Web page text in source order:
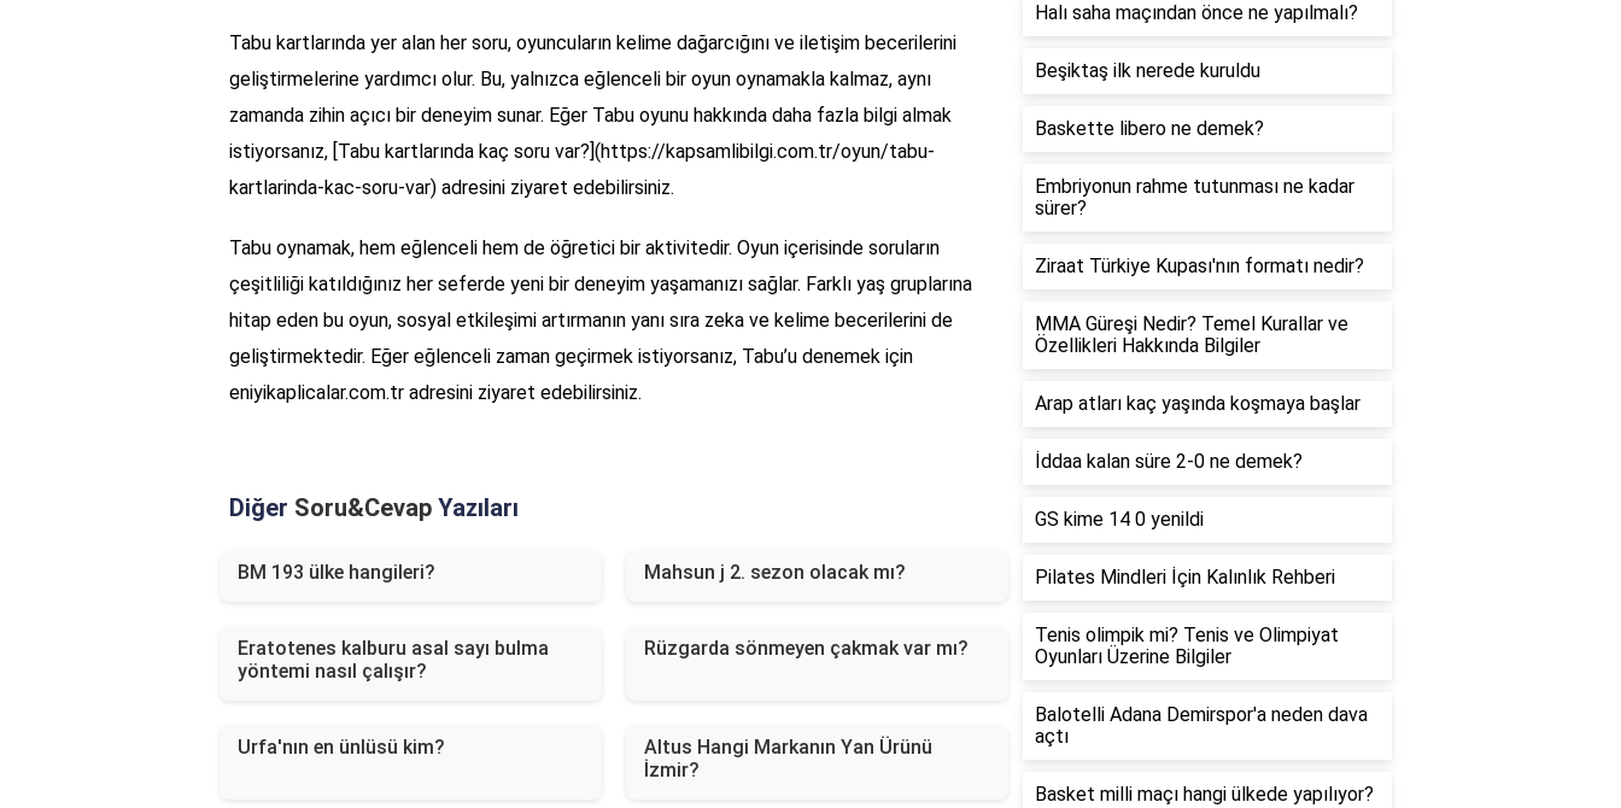
Tabu kartlarında yer alan her soru, oyuncuların kelime dağarcığını ve iletişim becerilerini
geliştirmelerine yardımcı olur. Bu, yalnızca eğlenceli bir oyun oynamakla kalmaz, aynı
zamanda zihin açıcı bir deneyim sunar. Eğer Tabu oyunu hakkında daha fazla bilgi almak
istiyorsanız, [Tabu kartlarında kaç soru var?](https://kapsamlibilgi.com.tr/oyun/tabu-
kartlarinda-kac-soru-var) adresini ziyaret edebilirsiniz.
Tabu oynamak, hem eğlenceli hem de öğretici bir aktivitedir. Oyun içerisinde soruların
çeşitliliği katıldığınız her seferde yeni bir deneyim yaşamanızı sağlar. Farklı yaş gruplarına
hitap eden bu oyun, sosyal etkileşimi artırmanın yanı sıra zeka ve kelime becerilerini de
geliştirmektedir. Eğer eğlenceli zaman geçirmek istiyorsanız, Tabu’u denemek için
eniyikaplicalar.com.tr adresini ziyaret edebilirsiniz.
Diğer Soru&Cevap Yazıları
BM 193 ülke hangileri? Mahsun j 2. sezon olacak mı?
Eratotenes kalburu asal sayı bulma
yöntemi nasıl çalışır?
Rüzgarda sönmeyen çakmak var mı?
Urfa'nın en ünlüsü kim?
Altus Hangi Markanın Yan Ürünü
İzmir?
Halı saha maçından önce ne yapılmalı?
Beşiktaş ilk nerede kuruldu
Baskette libero ne demek?
Embriyonun rahme tutunması ne kadar
sürer?
Ziraat Türkiye Kupası'nın formatı nedir?
MMA Güreşi Nedir? Temel Kurallar ve
Özellikleri Hakkında Bilgiler
Arap atları kaç yaşında koşmaya başlar
İddaa kalan süre 2-0 ne demek?
GS kime 14 0 yenildi
Pilates Mindleri İçin Kalınlık Rehberi
Tenis olimpik mi? Tenis ve Olimpiyat
Oyunları Üzerine Bilgiler
Balotelli Adana Demirspor'a neden dava
açtı
Basket milli maçı hangi ülkede yapılıyor?